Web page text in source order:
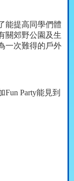
能提高同學們體
關郊野公園及生
一次難得的戶外
Fun Party能見到